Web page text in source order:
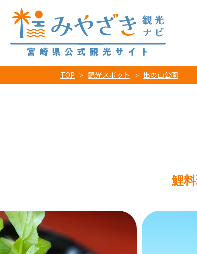
TOP 観光スポット 出の山公園
鯉